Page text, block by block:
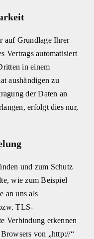
auf Grundlage Ihrer
Vertrags automatisiert
in einem
aushändigen zu
der Daten an
erfolgt dies nur,
und zum Schutz
wie zum Beispiel
an uns als
TLS-
Verbindung erkennen
von „http://“